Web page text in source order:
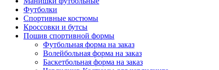
Футболки
Спортивные костюмы
Кроссовки и бутсы
Пошив спортивной формы
Футбольная форма на заказ
Волейбольная форма на заказ
Баскетбольная форма на заказ